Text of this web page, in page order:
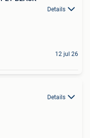
Details
12 jul 26
Details